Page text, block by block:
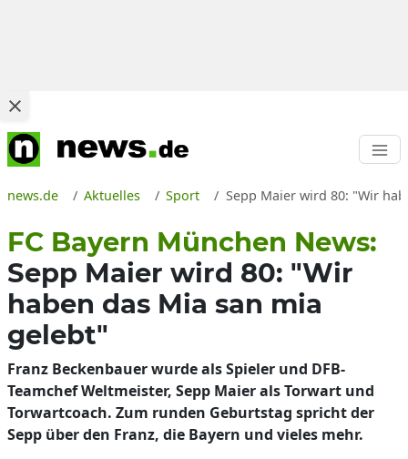
news.de Aktuelles Sport Sepp Maier wird 80: "Wir
FC Bayern München News:
Sepp Maier wird 80: "Wir
haben das Mia san mia
gelebt"
Franz Beckenbauer wurde als Spieler und DFB-
Teamchef Weltmeister, Sepp Maier als Torwart und
Torwartcoach. Zum runden Geburtstag spricht der
Sepp über den Franz, die Bayern und vieles mehr.